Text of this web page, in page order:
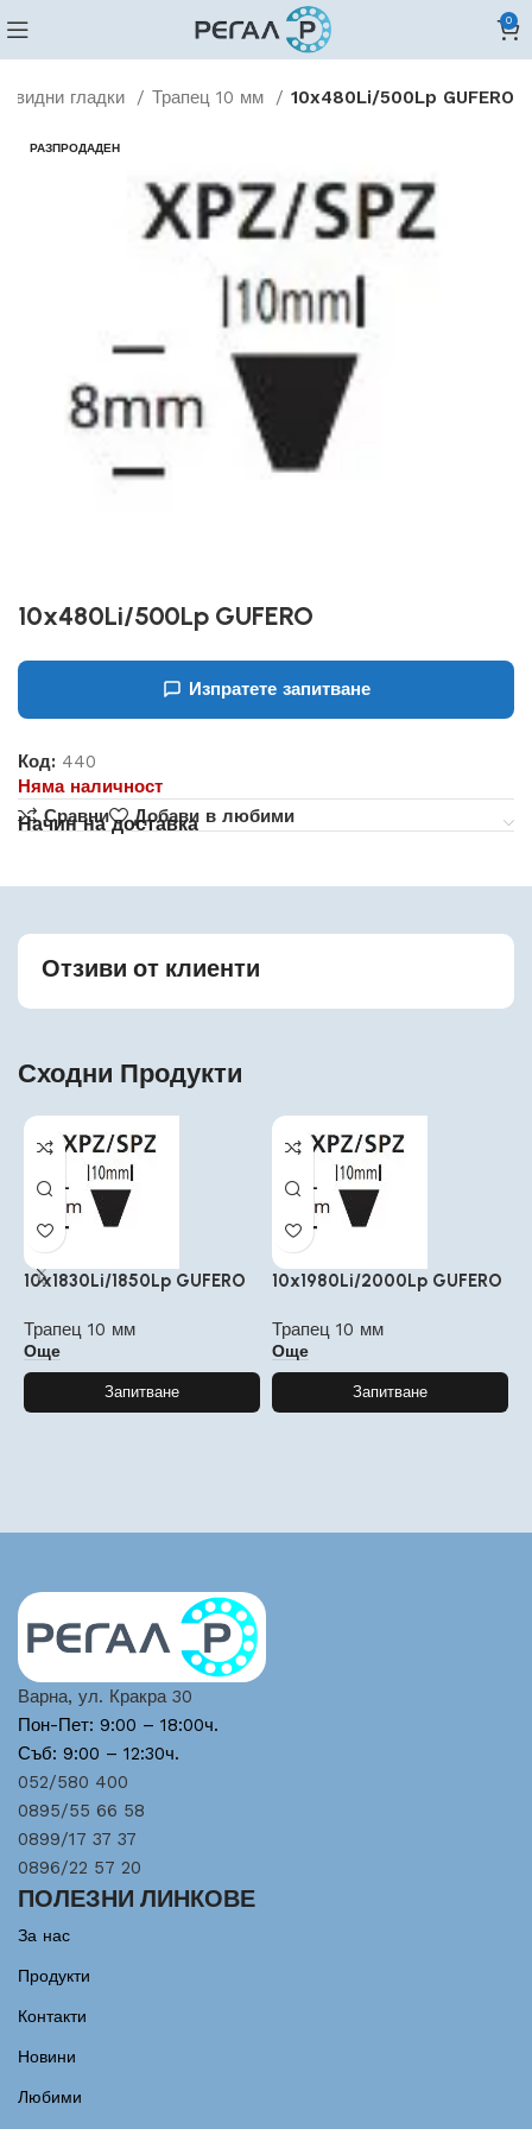
0
гладки Трапец 10 мм 10x480Li/500Lp GUFERO
РАЗПРОДАДЕН
10x480Li/500Lp GUFERO
Изпратете запитване
Код: 440
Няма наличност
Сравни
Добави в любими
Начин на доставка
Отзиви от клиенти
Сходни Продукти
10x1830Li/1850Lp GUFERO
Трапец 10 мм
Още
Запитване
10x1980Li/2000Lp GUFERO
Трапец 10 мм
Още
Запитване
Варна, ул. Кракра 30
Пон-Пет: 9:00 – 18:00ч.
Съб: 9:00 – 12:30ч.
052/580 400
0895/55 66 58
0899/17 37 37
0896/22 57 20
ПОЛЕЗНИ ЛИНКОВЕ
За нас
Продукти
Контакти
Новини
Любими